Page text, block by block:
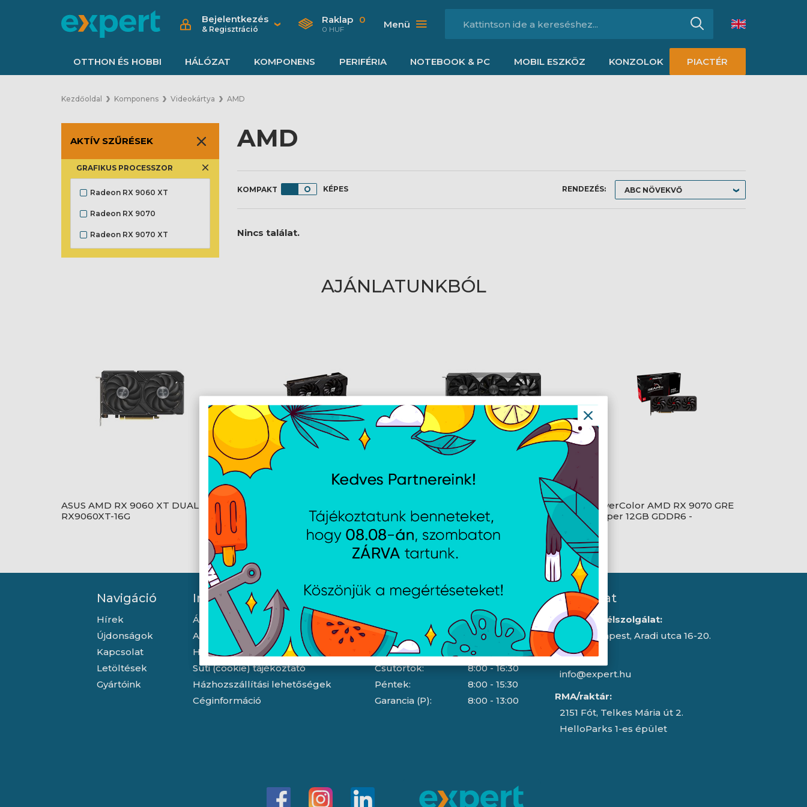
Bejelentkezés
& Regisztráció
Raklap 0
0 HUF Menü
OTTHON ÉS HOBBI HÁLÓZAT KOMPONENS PERIFÉRIA NOTEBOOK & PC MOBIL ESZKÖZ KONZOLOK PIACTÉR
Kezdőoldal Komponens Videokártya AMD
AMD
KÉPES RENDEZÉS:
Nincs találat.
AKTÍV SZŰRÉSEK
GRAFIKUS PROCESSZOR
Radeon RX 9060 XT
Radeon RX 9070
Radeon RX 9070 XT
AJÁNLATUNKBÓL
ASUS AMD RX 9060 XT DUAL-
RX9060XT-16G
PowerColor AMD RX 7600
Fighter 8GB GDDR6 - RX7600 8G-
F/V2
Acer AMD Nitro Radeon RX 9070
XT OC 16GB GDDR6 -
DP.Z4DWW.P01
PowerColor AMD RX 9070 GRE
Reaper 12GB GDDR6 -
RX9070GRE 12G-A
Navigáció
Hírek
Újdonságok
Kapcsolat
Letöltések
Gyártóink
Információ
Általános szerződési feltételek
Adatkezelési tájékoztató
Hallásvédelmi tájékoztató
Süti (cookie) tájékoztató
Házhozszállítási lehetőségek
Céginformáció
Nyitvatartás
Kedd:
Szerda:
Csütörtök:
Péntek:
Garancia (P):
8:00 - 16:30
8:00 - 16:30
8:00 - 16:30
8:00 - 16:30
8:00 - 15:30
8:00 - 13:00
Kapcsolat
Iroda/ügyfélszolgálat:
1043 Budapest, Aradi utca 16-20.
E-mail:
info@expert.hu
RMA/raktár:
2151 Fót, Telkes Mária út 2.
HelloParks 1-es épület